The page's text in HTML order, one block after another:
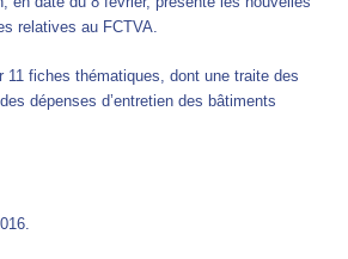
relatives au FCTVA.
11 fiches thématiques, dont une traite des
dépenses d’entretien des bâtiments